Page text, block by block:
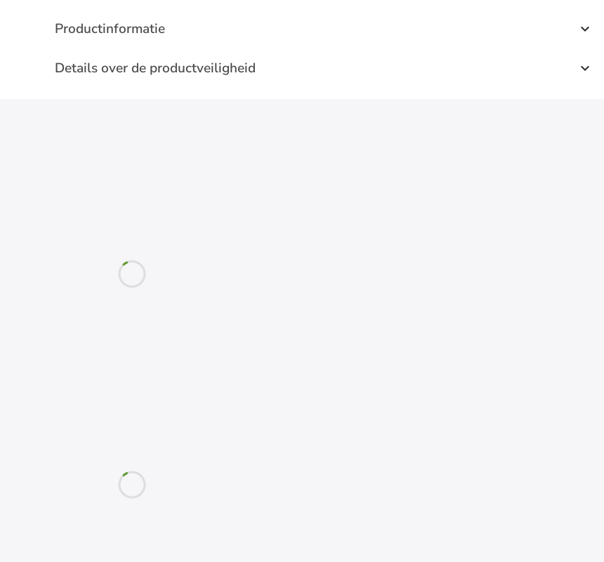
Productinformatie
Details over de productveiligheid